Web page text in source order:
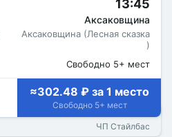
13:45
Аксаковщина
Аксаковщина (Лесная сказка
)
Свободно 5+ мест
≈302.48 ₽ за 1 место
Свободно 5+ мест
ЧП Стайлбас